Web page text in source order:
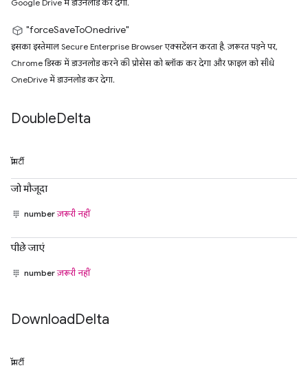
Google Drive में डाउनलोड कर देगा.
"forceSaveToOnedrive"
इसका इस्तेमाल Secure Enterprise Browser एक्सटेंशन करता है. ज़रूरत पड़ने पर,
Chrome डिस्क में डाउनलोड करने की प्रोसेस को ब्लॉक कर देगा और फ़ाइल को सीधे
OneDrive में डाउनलोड कर देगा.
DoubleDelta
प्रॉपर्टी
जो मौजूदा
numberज़रूरी नहीं
पीछे जाएं
numberज़रूरी नहीं
DownloadDelta
प्रॉपर्टी